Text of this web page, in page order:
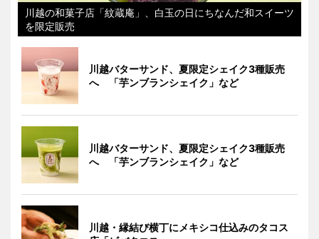
川越の和菓子店「紋蔵庵」、白玉の日にちなんだ和スイーツ
を限定販売
川越バターサンド、夏限定シェイク3種販売
へ 「芋ンブランシェイク」など
川越バターサンド、夏限定シェイク3種販売
へ 「芋ンブランシェイク」など
川越・縁結び横丁にメキシコ仕込みのタコス